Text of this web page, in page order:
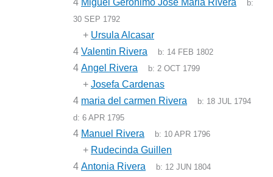
4 Miguel Geronimo Jose Maria Rivera
b:
30 SEP 1792
+ Ursula Alcasar
4 Valentin Rivera b: 14 FEB 1802
4 Angel Rivera b:2 OCT 1799
+ Josefa Cardenas
4 maria del carmen Rivera b: 18 JUL 1794
d: 6 APR 1795
4 Manuel Rivera b: 10 APR 1796
+ Rudecinda Guillen
4 Antonia Rivera b: 12 JUN 1804